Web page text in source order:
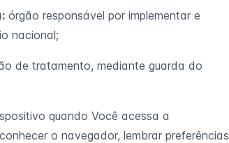
órgão responsável por implementar e
nacional;
de tratamento, mediante guarda do
quando Você acessa a
o navegador, lembrar preferências